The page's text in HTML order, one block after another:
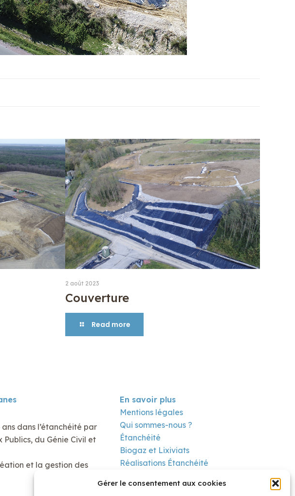
Gérer le consentement aux cookies
2 août 2023
Couverture
Read more
ans dans l’étanchéité par
du Génie Civil et
et la gestion des
En savoir plus
Mentions légales
Qui sommes-nous ?
Étanchéité
Biogaz et Lixiviats
Réalisations Étanchéité
Contact